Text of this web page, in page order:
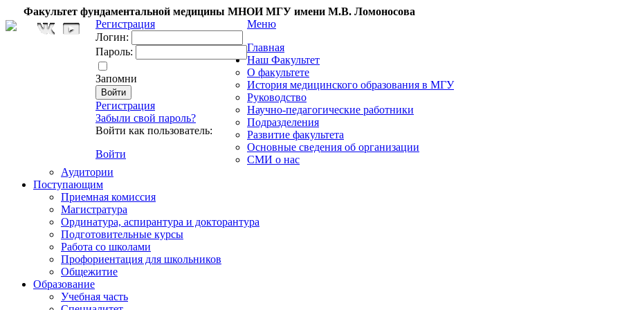
Факультет фундаментальной медицины МНОИ МГУ имени М.В. Ломоносова
Регистрация
Логин:
Пароль:
Запомни
Регистрация
Забыли свой пароль?
Войти как пользователь:
Войти
Меню
Главная
Наш Факультет
О факультете
История медицинского образования в МГУ
Руководство
Научно-педагогические работники
Подразделения
Развитие факультета
Основные сведения об организации
СМИ о нас
Аудитории
Поступающим
Приемная комиссия
Магистратура
Ординатура, аспирантура и докторантура
Подготовительные курсы
Работа со школами
Профориентация для школьников
Общежитие
Образование
Учебная часть